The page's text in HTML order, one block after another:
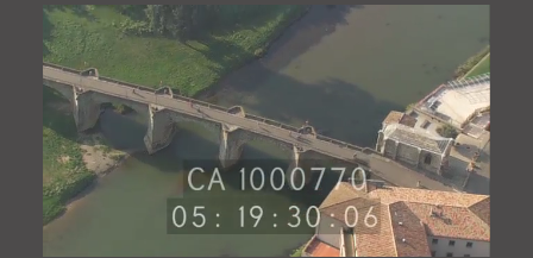
CARTE
COLLECTIONS